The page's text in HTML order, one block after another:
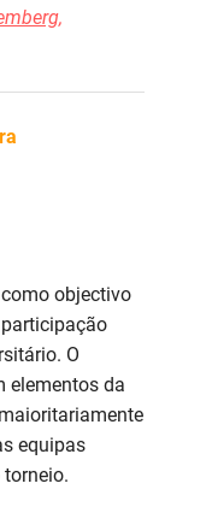
objectivo
O
elementos da
equipas